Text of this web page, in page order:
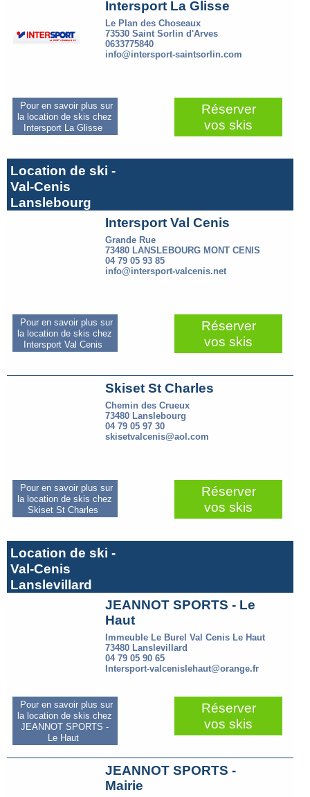
Intersport La Glisse
Le Plan des Choseaux
73530 Saint Sorlin d'Arves
0633775840
info@intersport-saintsorlin.com
Pour en savoir plus sur
la location de skis chez
Intersport La Glisse
Réserver
vos skis
Location de ski -
Val-Cenis
Lanslebourg
Intersport Val Cenis
Grande Rue
73480 LANSLEBOURG MONT CENIS
04 79 05 93 85
info@intersport-valcenis.net
Pour en savoir plus sur
la location de skis chez
Intersport Val Cenis
Réserver
vos skis
Skiset St Charles
Chemin des Crueux
73480 Lanslebourg
04 79 05 97 30
skisetvalcenis@aol.com
Pour en savoir plus sur
la location de skis chez
Skiset St Charles
Réserver
vos skis
Location de ski -
Val-Cenis
Lanslevillard
JEANNOT SPORTS - Le
Haut
Immeuble Le Burel Val Cenis Le Haut
73480 Lanslevillard
04 79 05 90 65
Intersport-valcenislehaut@orange.fr
Pour en savoir plus sur
la location de skis chez
JEANNOT SPORTS -
Le Haut
Réserver
vos skis
JEANNOT SPORTS -
Mairie